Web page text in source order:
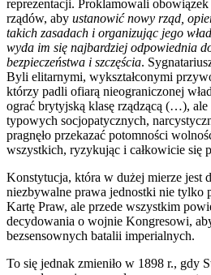
reprezentacji. Proklamowali
rządów, aby ustanowić nowy rząd,
takich zasadach i organizując jego
wyda im się najbardziej odpowiednia
bezpieczeństwa i szczęścia.
Byli elitarnymi, wykształconymi
którzy padli ofiarą nieograniczonej
ograć brytyjską klasę rządzącą (…),
typowych socjopatycznych,
pragnęło przekazać potomności
wszystkich, ryzykując i całkowicie się
Konstytucja, która w dużej mierze jest
niezbywalne prawa jednostki nie tylko
Kartę Praw, ale przede wszystkim
decydowania o wojnie Kongresowi,
bezsensownych batalii imperialnych.
To się jednak zmieniło w 1898 r., gdy